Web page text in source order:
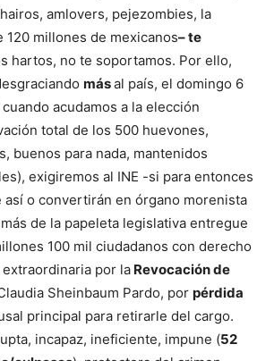
amlovers, pejezombies, la
120 millones de mexicanos– te
hartos, no te soportamos. Por ello,
másal país, el domingo 6
acudamos a la elección
total de los 500 huevones,
buenos para nada, mantenidos
exigiremos al INE -si para entonces
así o convertirán en órgano morenista
de la papeleta legislativa entregue
100 mil ciudadanos con derecho
por la Revocación de
Sheinbaum Pardo, por pérdida
principal para retirarle del cargo.
incapaz, ineficiente, impune (52